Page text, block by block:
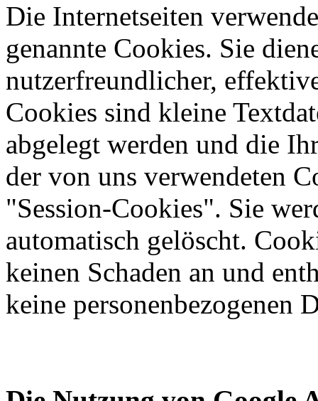
Die Internetseiten
genannte Cookies. Sie
nutzerfreundlicher,
Cookies sind kleine
abgelegt werden und die
der von uns verwendeten
"Session-Cookies". Sie
automatisch gelöscht.
keinen Schaden an und
keine personenbezogenen